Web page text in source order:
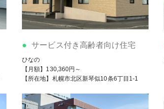
サービス付き高齢者向け住宅
ひなの
【月額】130,360円～
【所在地】札幌市北区新琴似10条6丁目1-1